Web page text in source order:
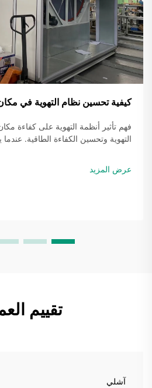
كيفية تحسين نظام التهوية في
فهم تأثير أنظمة التهوية على كفاءة
التهوية وتحسين الكفاءة الطاقية.
عرض المزيد
تقييم
آشلي